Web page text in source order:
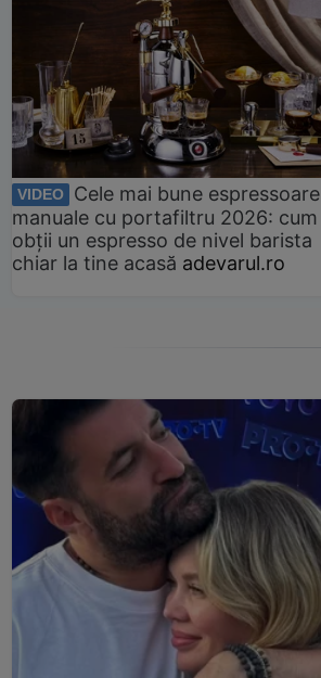
VIDEO
Cele mai bune espressoare
manuale cu portafiltru 2026: cum
obții un espresso de nivel barista
chiar la tine acasă adevarul.ro